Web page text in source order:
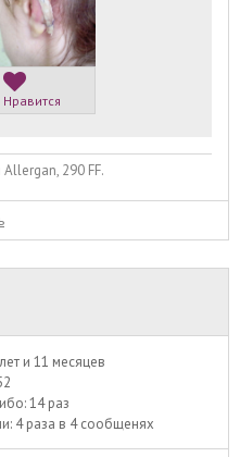
Нравится
290 FF.
и 11 месяцев
14 раз
4 раза в 4 сообщенях